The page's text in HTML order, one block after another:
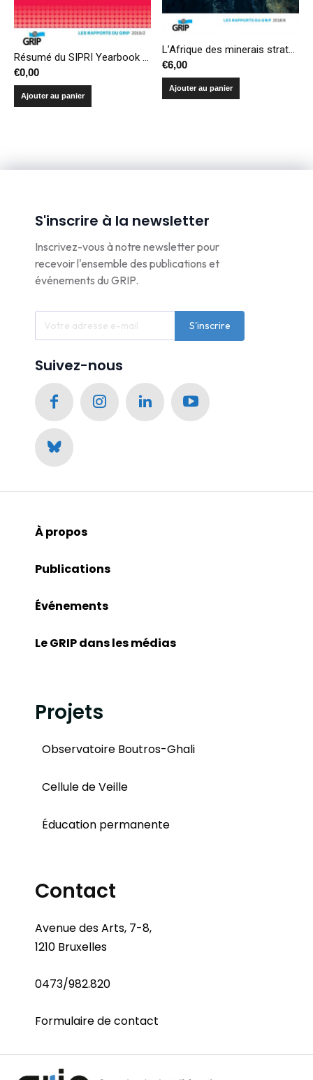
Résumé du SIPRI Yearbook 2019 – Armements, désarmement et sécurité internationale
€0,00
Ajouter au panier
€6,00
Ajouter au panier
S'inscrire à la newsletter
Inscrivez-vous à notre newsletter pour
recevoir l'ensemble des publications et
événements du GRIP.
S'inscrire
Suivez-nous
À propos
Publications
Événements
Le GRIP dans les médias
Projets
Observatoire Boutros-Ghali
Cellule de Veille
Éducation permanente
Contact
Avenue des Arts, 7-8,
1210 Bruxelles
0473/982.820
Formulaire de contact